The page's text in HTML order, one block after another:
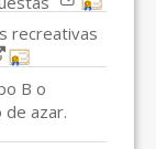
recreativas
B o
azar.